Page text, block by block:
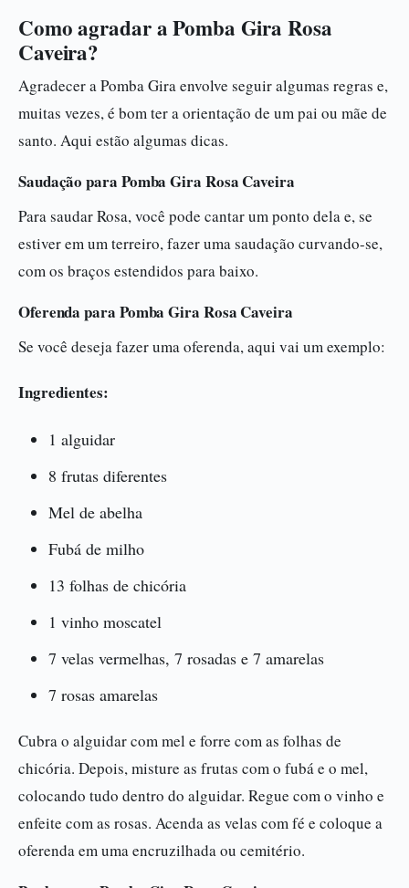
Como agradar a Pomba Gira Rosa
Caveira?
Agradecer a Pomba Gira envolve seguir algumas regras e,
muitas vezes, é bom ter a orientação de um pai ou mãe de
santo. Aqui estão algumas dicas.
Saudação para Pomba Gira Rosa Caveira
Para saudar Rosa, você pode cantar um ponto dela e, se
estiver em um terreiro, fazer uma saudação curvando-se,
com os braços estendidos para baixo.
Oferenda para Pomba Gira Rosa Caveira
Se você deseja fazer uma oferenda, aqui vai um exemplo:
Ingredientes:
1 alguidar
8 frutas diferentes
Mel de abelha
Fubá de milho
13 folhas de chicória
1 vinho moscatel
7 velas vermelhas, 7 rosadas e 7 amarelas
7 rosas amarelas
Cubra o alguidar com mel e forre com as folhas de
chicória. Depois, misture as frutas com o fubá e o mel,
colocando tudo dentro do alguidar. Regue com o vinho e
enfeite com as rosas. Acenda as velas com fé e coloque a
oferenda em uma encruzilhada ou cemitério.